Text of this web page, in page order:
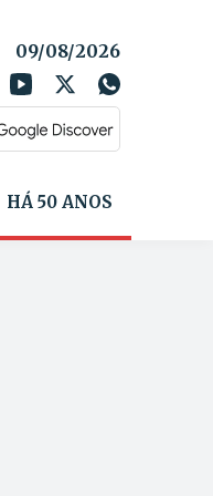
09/08/2026
HÁ 50 ANOS